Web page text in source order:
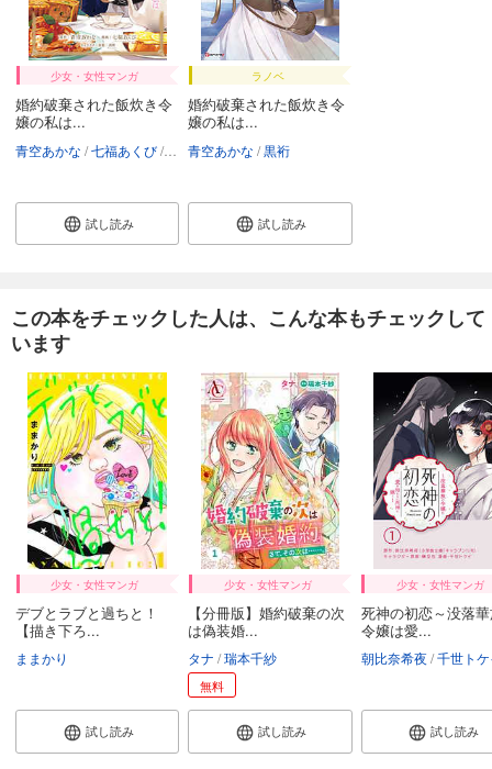
少女・女性マンガ
婚約破棄された飯炊き令
嬢の私は...
青空あかな 七福あくび 黒裄
試し読み
ラノベ
婚約破棄された飯炊き令
嬢の私は...
青空あかな 黒裄
試し読み
この本をチェックした人は、こんな本もチェックして
います
少女・女性マンガ
デブとラブと過ちと！
【描き下ろ...
ままかり
試し読み
少女・女性マンガ
【分冊版】婚約破棄の次
は偽装婚...
タナ 瑞本千紗
無料
試し読み
少女・女性マンガ
死神の初恋～没落
令嬢は愛...
朝比奈希夜 千世ト
試し読み